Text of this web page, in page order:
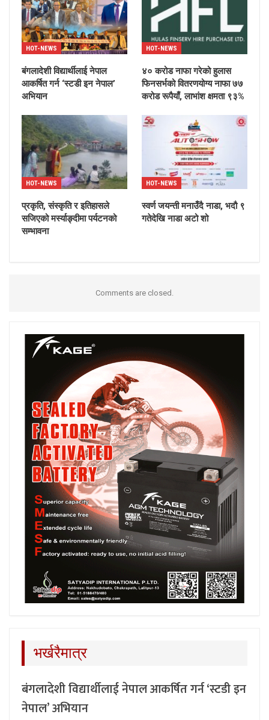
HOT-NEWS
बंगलादेशी विद्यार्थीलाई नेपाल
आकर्षित गर्न ‘स्टडी इन नेपाल’
अभियान
HOT-NEWS
४० करोड नाफा गरेको हुलास
फिनसर्भको वितरणयोग्य नाफा ७७
करोड रूपैयाँ, लाभांश क्षमता ९३%
HOT-NEWS
प्रकृति, संस्कृति र इतिहासले
सजिएको मर्स्याङ्दीमा पर्यटनको
सम्भावना
HOT-NEWS
स्वर्ण जयन्ती मनाउँदै नाडा, भदौ ९
गतेदेखि नाडा अटो शो
Comments are closed.
भर्खरैमात्र
बंगलादेशी विद्यार्थीलाई नेपाल आकर्षित गर्न ‘स्टडी इन
नेपाल’ अभियान